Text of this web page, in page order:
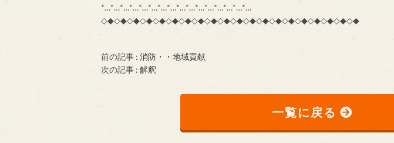
*…*…*…*…*…*…*…*…*…*…*…*…*…*…*…*…
◇◆◇◆◇◆◇◆◇◆◇◆◇◆◇◆◇◆◇◆◇◆◇◆◇◆◇◆◇◆◇◆◇◆◇◆◇◆◇◆
前の記事 : 消防・・地域貢献
次の記事 : 解釈
一覧に戻る